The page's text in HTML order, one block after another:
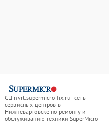
СЦ nvrt.supermicro-fix.ru - сеть
сервисных центров в
Нижневартовске по ремонту и
обслуживанию техники SuperMicro